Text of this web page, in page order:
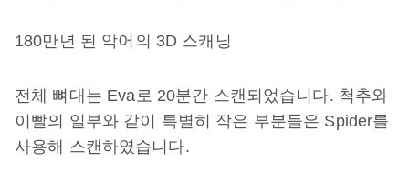
180만년 된 악어의 3D 스캐닝
전체 뼈대는 Eva로 20분간 스캔되었습니다. 척추와
이빨의 일부와 같이 특별히 작은 부분들은 Spider를
사용해 스캔하였습니다.